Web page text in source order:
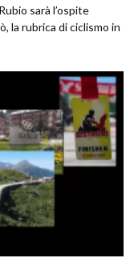
sarà l’ospite
la rubrica di ciclismo in